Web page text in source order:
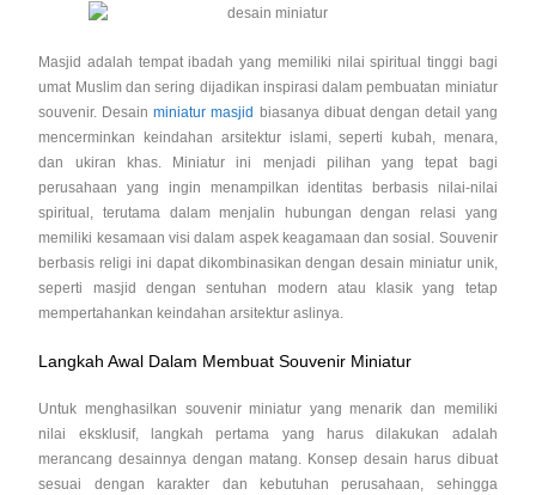
Masjid adalah tempat ibadah yang memiliki nilai spiritual tinggi bagi
umat Muslim dan sering dijadikan inspirasi dalam pembuatan miniatur
souvenir. Desainminiatur masjid
biasanya dibuat dengan detail yang
mencerminkan keindahan arsitektur islami, seperti kubah, menara,
dan ukiran khas. Miniatur ini menjadi pilihan yang tepat bagi
perusahaan yang ingin menampilkan identitas berbasis nilai-nilai
spiritual, terutama dalam menjalin hubungan dengan relasi yang
memiliki kesamaan visi dalam aspek keagamaan dan sosial. Souvenir
berbasis religi ini dapat dikombinasikan dengan desain miniatur unik,
seperti masjid dengan sentuhan modern atau klasik yang tetap
mempertahankan keindahan arsitektur aslinya.
Langkah Awal Dalam Membuat Souvenir Miniatur
Untuk menghasilkan souvenir miniatur yang menarik dan memiliki
nilai eksklusif, langkah pertama yang harus dilakukan adalah
merancang desainnya dengan matang. Konsep desain harus dibuat
sesuai dengan karakter dan kebutuhan perusahaan, sehingga